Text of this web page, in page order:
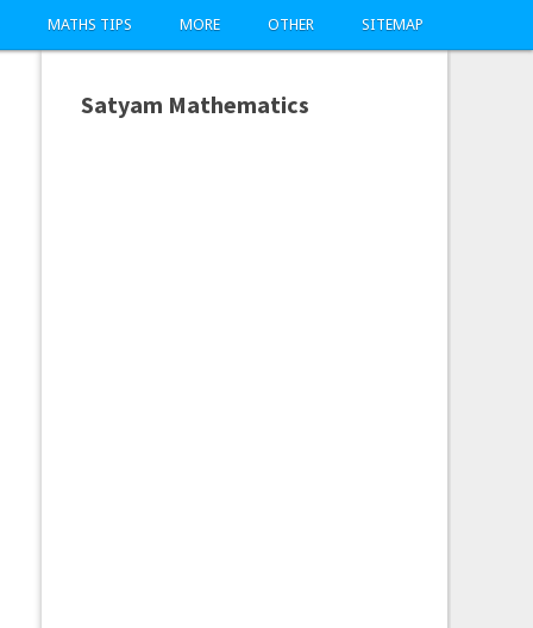
MATHS TIPS MORE OTHER SITEMAP
Satyam Mathematics